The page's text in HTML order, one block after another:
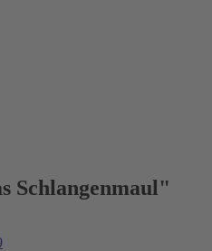
Schlangenmaul"